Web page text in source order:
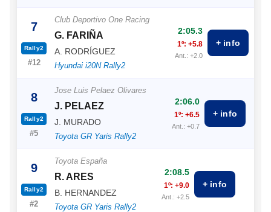
7
Rally2
#12
Club Deportivo One Racing
G. FARIÑA
A. RODRÍGUEZ
Hyundai i20N Rally2
2:05.3
1º: +5.8
Ant.: +2.0
+ info
8
Rally2
#5
Jose Luis Pelaez Olivares
J. PELAEZ
J. MURADO
Toyota GR Yaris Rally2
2:06.0
1º: +6.5
Ant.: +0.7
+ info
9
Rally2
#2
Toyota España
R. ARES
B. HERNANDEZ
Toyota GR Yaris Rally2
2:08.5
1º: +9.0
Ant.: +2.5
+ info